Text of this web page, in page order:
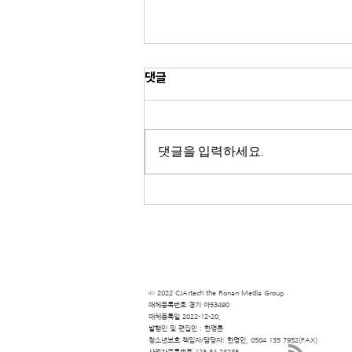
댓글
댓글을 입력하세요.
© 2022 CJArtech the Ronan Media Group
​매체등록번호 경기 아53490
​매체등록일 2022-12-20,
​발행인 및 편집인 : 한명륜
청소년보호 책임자/담당자: 한명인, 0504 135 7952(FAX)